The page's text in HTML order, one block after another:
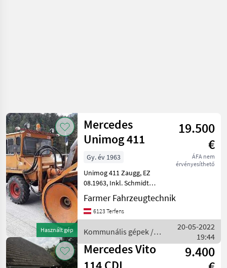
Használt gép
Mercedes
Unimog 411
19.500
€
ÁFA nem
érvényesíthető
Gy. év 1963
Unimog 411 Zaugg, EZ
08.1963, Inkl. Schmidt
Schneefräse, Antrieb
Hydraulisch über Deutz 6
Zylinder Motor, Lenkung an
langer Radstand, Unterset
Farmer Fahrzeugtechnik
6123 Terfens
Kommunális gépek /
Mercedes
20-05-2022
19:44
Mercedes Vito
9.400